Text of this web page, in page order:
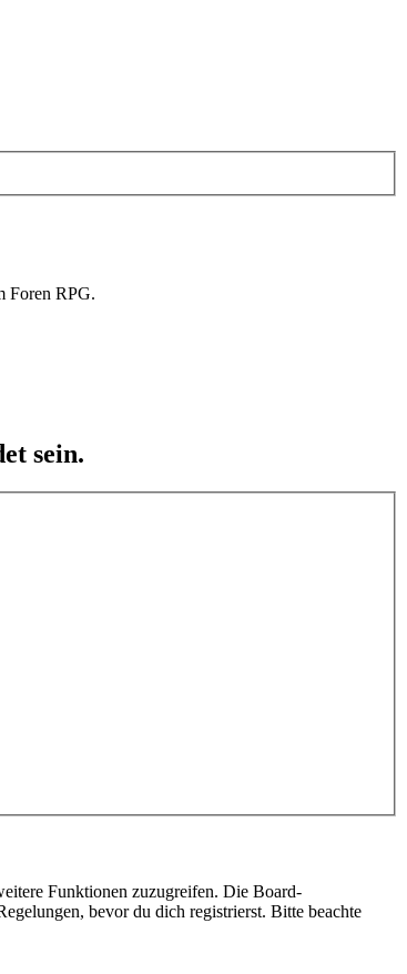
Foren RPG.
sein.
Funktionen zuzugreifen. Die Board-
bevor du dich registrierst. Bitte beachte